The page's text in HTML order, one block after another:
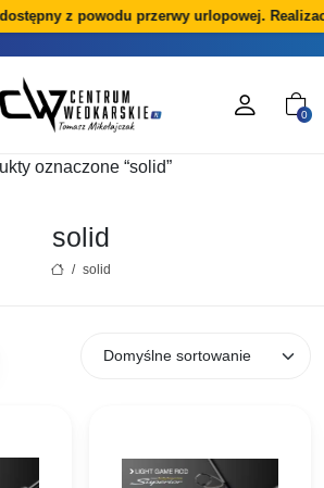
z powodu przerwy urlopowej.
0
oznaczone “solid”
solid
/ solid